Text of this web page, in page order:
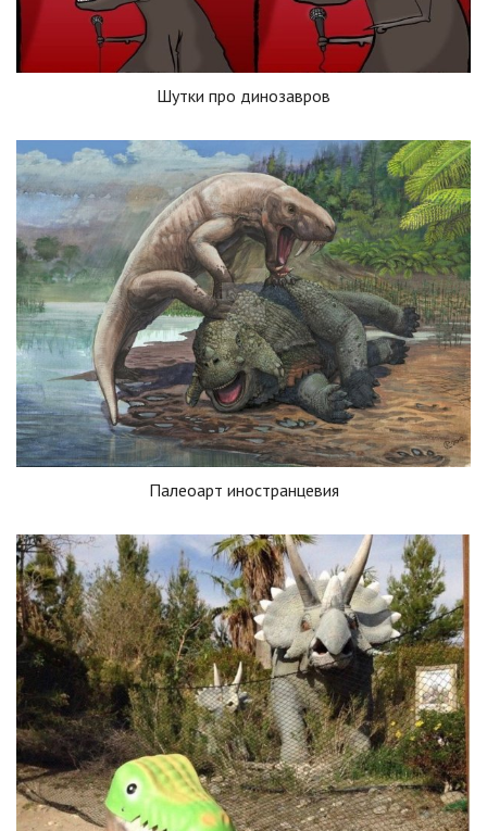
Шутки про динозавров
Палеоарт иностранцевия